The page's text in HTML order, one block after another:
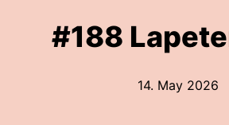
#188
14. May 2026